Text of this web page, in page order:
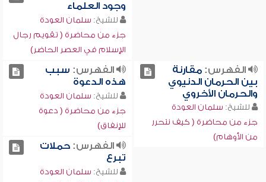
وجود العلماء
للشيخ: سلمان العودة
جزء من محاضرة ( تقويم رجال
الإسلام في العصر الحاضر)
الفهرس:مقارنة
بين الحرمان الدنيوي
والحرمان الأخروي
للشيخ: سلمان العودة
جزء من محاضرة ( كيف نتحرر
من الأوهام)
الفهرس: سبب
هذه الدعوة
للشيخ: سلمان العودة
جزء من محاضرة ( دعوة
للإنفاق)
الفهرس:حملات
تبرع
للشيخ: سلمان العودة